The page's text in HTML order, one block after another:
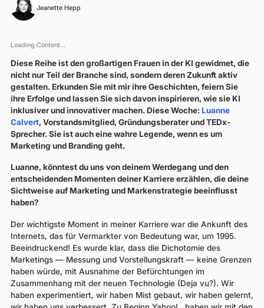
Jeanette Hepp
Loading Content...
Diese Reihe ist den großartigen Frauen in der KI gewidmet, die
nicht nur Teil der Branche sind, sondern deren Zukunft aktiv
gestalten. Erkunden Sie mit mir ihre Geschichten, feiern Sie
ihre Erfolge und lassen Sie sich davon inspirieren, wie sie KI
inklusiver und innovativer machen. Diese Woche:Luanne
Calvert, Vorstandsmitglied, Gründungsberater und TEDx-
Sprecher. Sie ist auch eine wahre Legende, wenn es um
Marketing und Branding geht.
Luanne, könntest du uns von deinem Werdegang und den
entscheidenden Momenten deiner Karriere erzählen, die deine
Sichtweise auf Marketing und Markenstrategie beeinflusst
haben?
Der wichtigste Moment in meiner Karriere war die Ankunft des
Internets, das für Vermarkter von Bedeutung war, um 1995.
Beeindruckend! Es wurde klar, dass die Dichotomie des
Marketings — Messung und Vorstellungskraft — keine Grenzen
haben würde, mit Ausnahme der Befürchtungen im
Zusammenhang mit der neuen Technologie (Deja vu?). Wir
haben experimentiert, wir haben Mist gebaut, wir haben gelernt,